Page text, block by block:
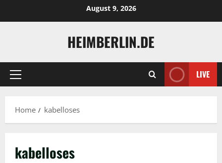
August 9, 2026
HEIMBERLIN.DE
Primary
LIVE
Home kabelloses
kabelloses